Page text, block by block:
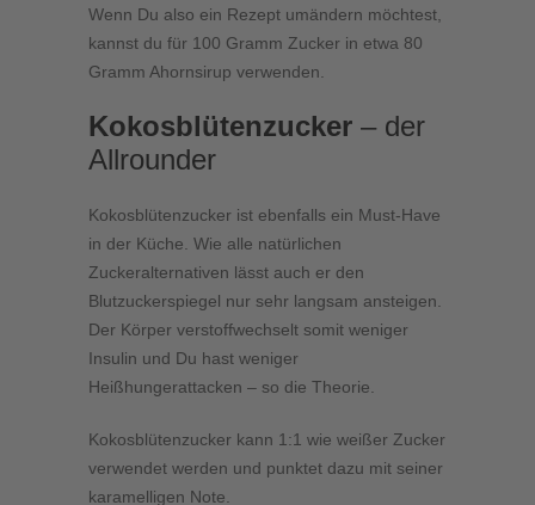
Wenn Du also ein Rezept umändern möchtest,
kannst du für 100 Gramm Zucker in etwa 80
Gramm Ahornsirup verwenden.
Kokosblütenzucker – der
Allrounder
Kokosblütenzucker ist ebenfalls ein Must-Have
in der Küche. Wie alle natürlichen
Zuckeralternativen lässt auch er den
Blutzuckerspiegel nur sehr langsam ansteigen.
Der Körper verstoffwechselt somit weniger
Insulin und Du hast weniger
Heißhungerattacken – so die Theorie.
Kokosblütenzucker kann 1:1 wie weißer Zucker
verwendet werden und punktet dazu mit seiner
karamelligen Note.